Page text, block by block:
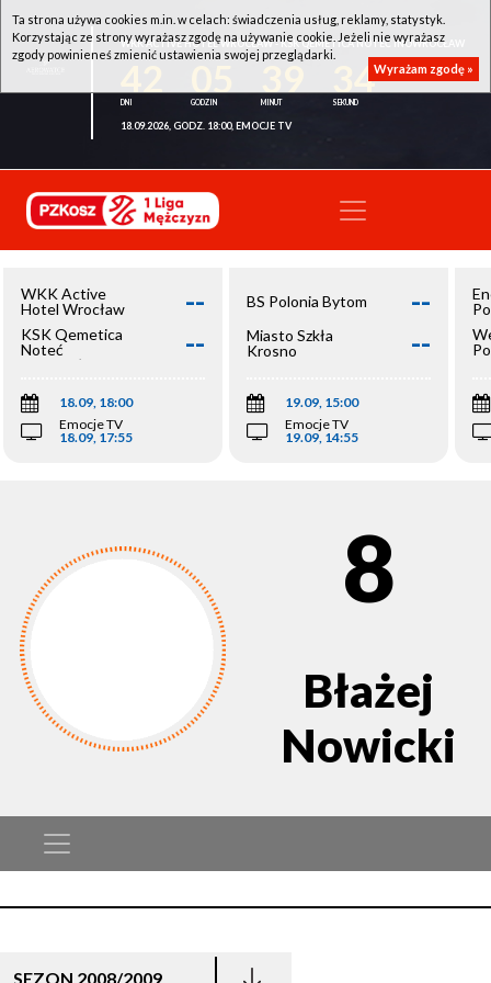
WKK ACTIVE HOTEL WROCŁAW - KSK QEMETICA NOTEĆ INOWROCŁAW
33
18.09.2026, GODZ. 18:00, EMOCJE TV
WKK Active
Hotel Wrocław
--
KSK Qemetica
Noteć
Inowrocław
--
18.09, 18:00
Emocje TV
18.09, 17:55
BS Polonia Bytom --
Miasto Szkła
Krosno
--
19.09, 15:00
Emocje TV
19.09, 14:55
8
Błażej
Nowicki
SEZON 2008/2009
Ta strona używa cookies m.in. w celach: świadczenia usług, reklamy, statystyk.
Korzystając ze strony wyrażasz zgodę na używanie cookie. Jeżeli nie wyrażasz
zgody powinieneś zmienić ustawienia swojej przeglądarki.
Wyrażam zgodę »